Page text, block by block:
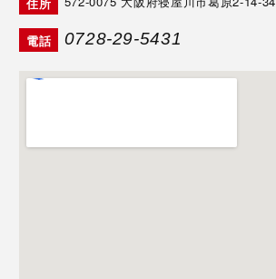
電話 0728-29-5431